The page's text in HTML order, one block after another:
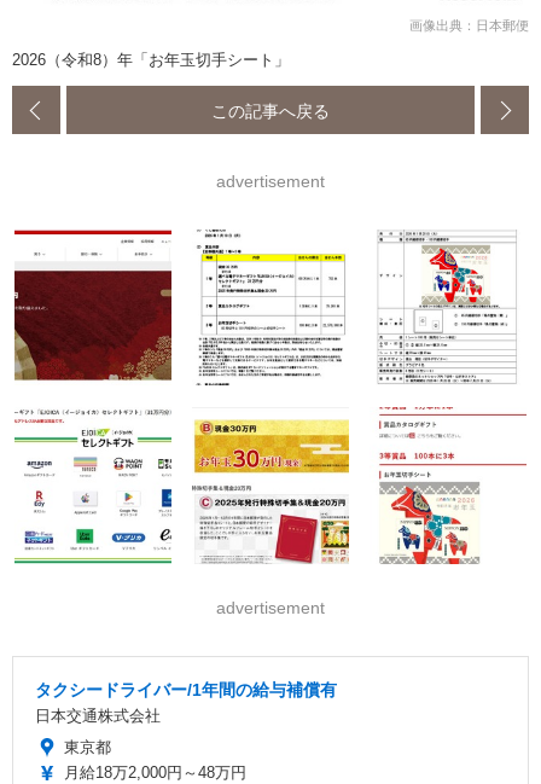
画像出典：日本郵便
2026（令和8）年「お年玉切手シート」
この記事へ戻る
advertisement
advertisement
タクシードライバー/1年間の給与補償有
日本交通株式会社
東京都
月給18万2,000円～48万円